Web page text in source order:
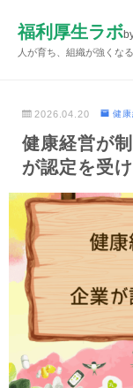
福利厚生ラボ
人が育ち、組織が強くな
2026.04.20 健
健康経営が
が認定を受